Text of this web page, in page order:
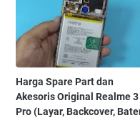
Harga Spare Part dan
Akesoris Original Realme 3
Pro (Layar, Backcover,